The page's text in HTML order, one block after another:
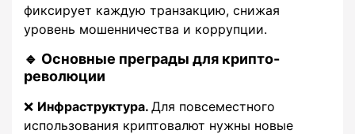
фиксирует каждую транзакцию, снижая
уровень мошенничества и коррупции.
🔹 Основные преграды для крипто-
революции
❌ Инфраструктура. Для повсеместного
использования криптовалют нужны новые